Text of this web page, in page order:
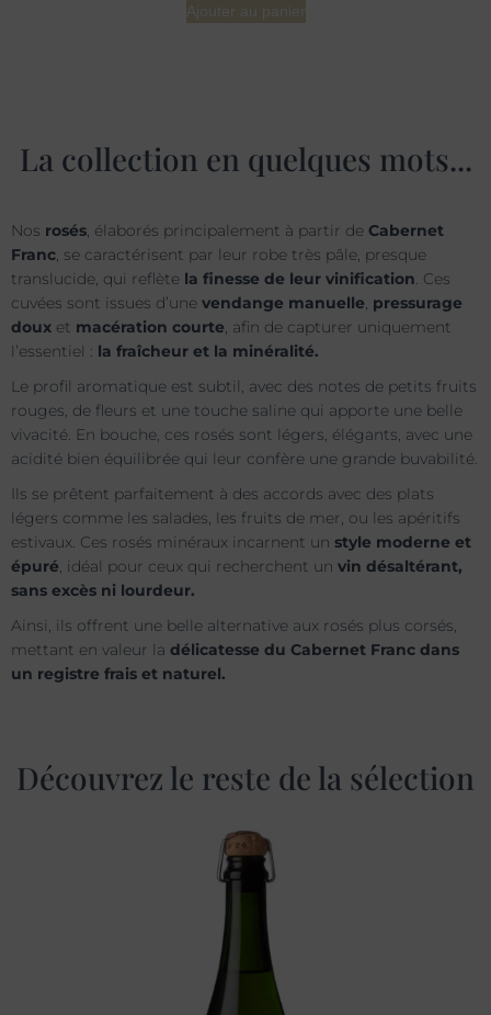
Ajouter au panier
La collection en quelques mots...
Nos rosés , élaborés principalement à partir de Cabernet
Franc , se caractérisent par leur robe très pâle, presque
translucide, qui reflète la finesse de leur vinification . Ces
cuvées sont issues d’une vendange manuelle pressurage
doux et macération courte , afin de capturer uniquement
l’essentiel : la fraîcheur et la minéralité.
Le profil aromatique est subtil, avec des notes de petits fruits
rouges, de fleurs et une touche saline qui apporte une belle
vivacité. En bouche, ces rosés sont légers, élégants, avec une
acidité bien équilibrée qui leur confère une grande buvabilité.
Ils se prêtent parfaitement à des accords avec des plats
légers comme les salades, les fruits de mer, ou les apéritifs
estivaux. Ces rosés minéraux incarnent un style moderne et
épuré , idéal pour ceux qui recherchent un vin désaltérant,
sans excès ni lourdeur.
Ainsi, ils offrent une belle alternative aux rosés plus corsés,
mettant en valeur la délicatesse du Cabernet Franc dans
un registre frais et naturel.
Découvrez le reste de la sélection